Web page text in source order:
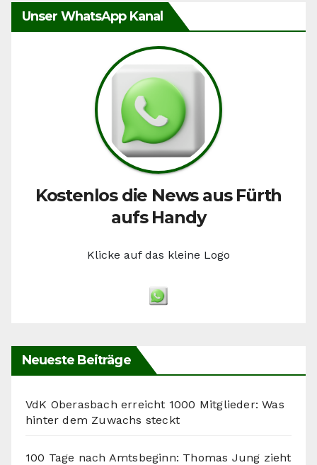
Unser WhatsApp Kanal
Kostenlos die News aus Fürth
aufs Handy
Klicke auf das kleine Logo
Neueste Beiträge
VdK Oberasbach erreicht 1000 Mitglieder: Was
hinter dem Zuwachs steckt
100 Tage nach Amtsbeginn: Thomas Jung zieht